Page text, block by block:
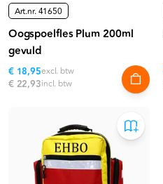
Art.nr.41650
Oogspoelfles Plum 200ml
gevuld
€ 18,95excl. btw
€ 22,93incl. btw